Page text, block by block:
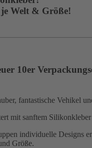
je Welt & Größe!
10er
fantastische Vehikel
mit sanftem
individuelle Designs
Größe.